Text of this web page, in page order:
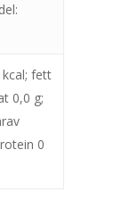
kcal; fett
0,0 g;
0